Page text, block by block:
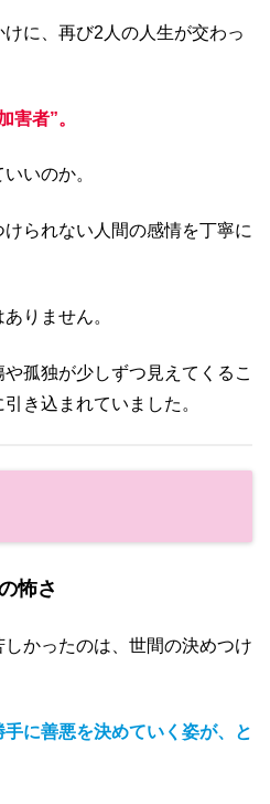
に、再び2人の人生が交わっ
害者”。
いのか。
られない人間の感情を丁寧に
りません。
孤独が少しずつ見えてくるこ
き込まれていました。
怖さ
かったのは、世間の決めつけ
に善悪を決めていく姿が、と